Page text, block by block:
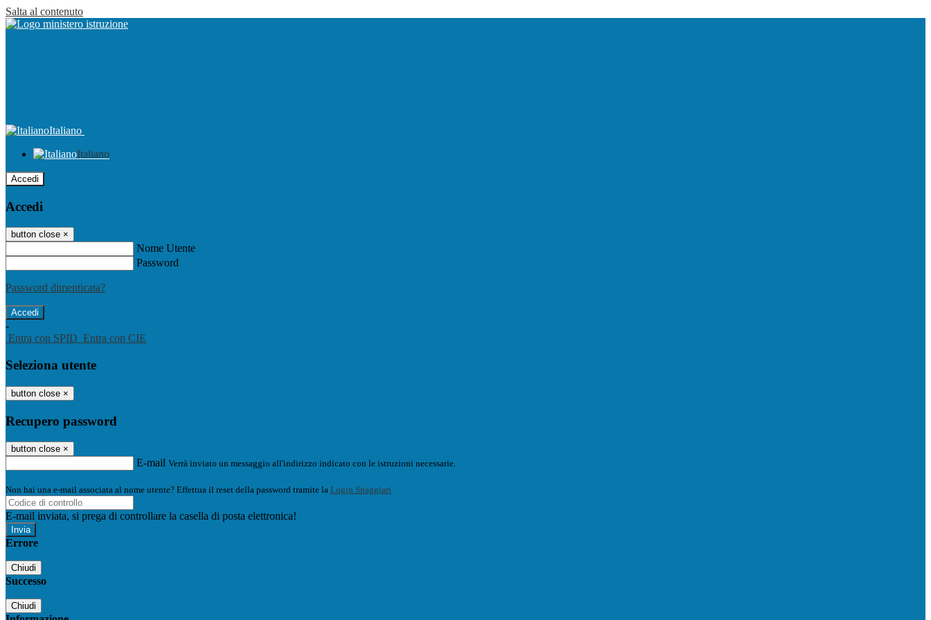
Salta al contenuto
Italiano
Italiano
Accedi
Accedi
button close ×
Nome Utente
Password
Password dimenticata?
-
Entra con SPID Entra con CIE
Seleziona utente
button close ×
Recupero password
button close ×
E-mail Verrà inviato un messaggio all'indirizzo indicato con le istruzioni necessarie.
Non hai una e-mail associata al nome utente? Effettua il reset della password tramite la Login Spaggiari
E-mail inviata, si prega di controllare la casella di posta elettronica!
Errore
Chiudi
Successo
Chiudi